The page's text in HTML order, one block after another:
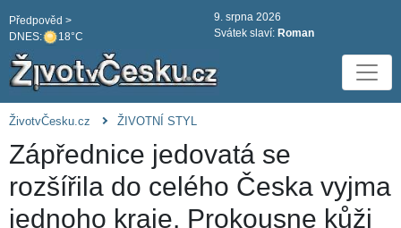
DNES: 18°C
Předpověd >
9. srpna 2026
Svátek slaví: Roman
ŽivotvČesku.cz ŽIVOTNÍ STYL
Zápřednice jedovatá se
rozšířila do celého Česka vyjma
jednoho kraje. Prokousne kůži